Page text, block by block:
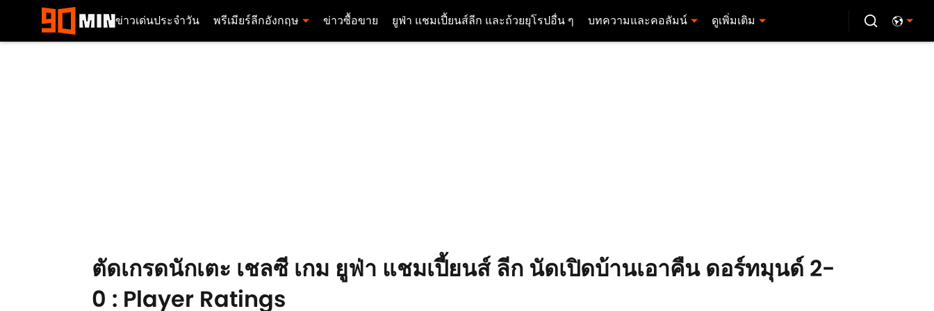
ข่าวเด่นประจำวัน พรีเมียร์ลีกอังกฤษ ข่าวซื้อขาย ยูฟ่า แชมเปี้ยนส์ลีก และถ้วยยุโรปอื่น ๆ บทความและคอลัมน์ ดูเพิ่มเติม
ตัดเกรดนักเตะ เชลซี เกม ยูฟ่า แชมเปี้ยนส์ ลีก นัดเปิดบ้านเอาคืน ดอร์ทมุนด์ 2-
0 : Player Ratings